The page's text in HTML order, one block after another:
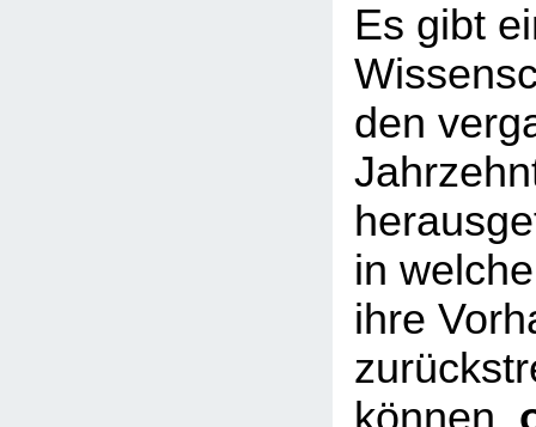
Es gibt
den
in
ihre
können,